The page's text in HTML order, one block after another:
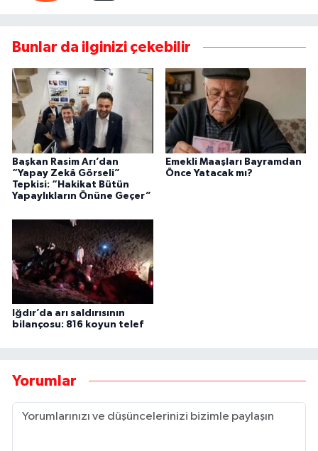
Bunlar da ilginizi çekebilir
Başkan Rasim Arı’dan
“Yapay Zekâ Görseli”
Tepkisi: “Hakikat Bütün
Yapaylıkların Önüne Geçer”
Emekli Maaşları Bayramdan
Önce Yatacak mı?
Iğdır’da arı saldırısının
bilançosu: 816 koyun telef
Yorumlar